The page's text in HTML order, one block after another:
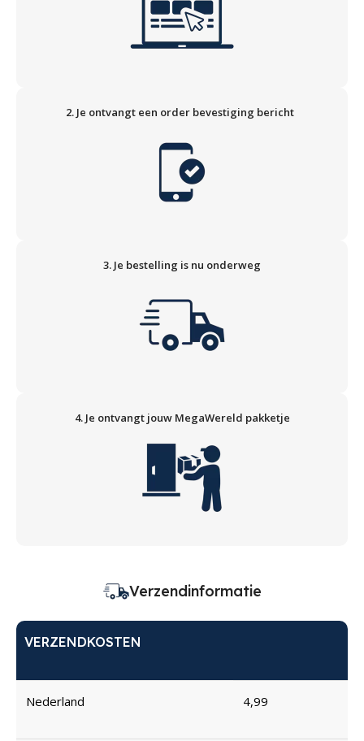
2. Je ontvangt een order bevestiging bericht
3. Je bestelling is nu onderweg
4. Je ontvangt jouw MegaWereld pakketje
Verzendinformatie
VERZENDKOSTEN
Nederland 4,99